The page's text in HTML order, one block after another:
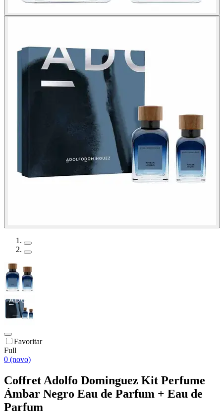
Favoritar
Full
0 (novo)
Coffret Adolfo Dominguez Kit Perfume
Ámbar Negro Eau de Parfum + Eau de
Parfum